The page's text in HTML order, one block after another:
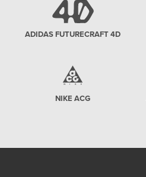
ADIDAS FUTURECRAFT 4D
NIKE ACG